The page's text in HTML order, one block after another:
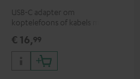
USB-C adapter om
koptelefoons of kabels met
op Android smartphones etc.
€ 16,99